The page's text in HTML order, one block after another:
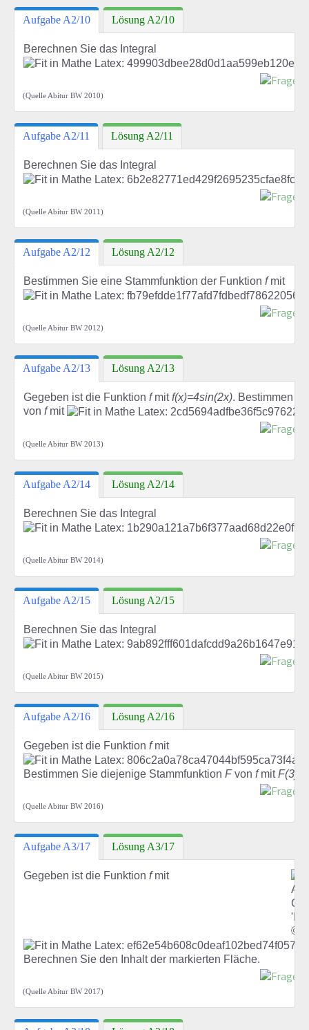
Aufgabe A2/10 Lösung A2/10
Berechnen Sie das Integral
(Quelle Abitur BW 2010)
Aufgabe A2/11 Lösung A2/11
Berechnen Sie das Integral
(Quelle Abitur BW 2011)
Aufgabe A2/12 Lösung A2/12
Bestimmen Sie eine Stammfunktion der Funktion fmit
(Quelle Abitur BW 2012)
Aufgabe A2/13 Lösung A2/13
Gegeben ist die Funktion fmitf(x)=4sin(2x). Bestimmen
von fmit
(Quelle Abitur BW 2013)
Aufgabe A2/14 Lösung A2/14
Berechnen Sie das Integral
(Quelle Abitur BW 2014)
Aufgabe A2/15 Lösung A2/15
Berechnen Sie das Integral
(Quelle Abitur BW 2015)
Aufgabe A2/16 Lösung A2/16
Gegeben ist die Funktion fmit
Bestimmen Sie diejenige Stammfunktion Fvon fmit
(Quelle Abitur BW 2016)
Aufgabe A3/17 Lösung A3/17
Gegeben ist die Funktion fmit
Berechnen Sie den Inhalt der markierten Fläche.
(Quelle Abitur BW 2017)